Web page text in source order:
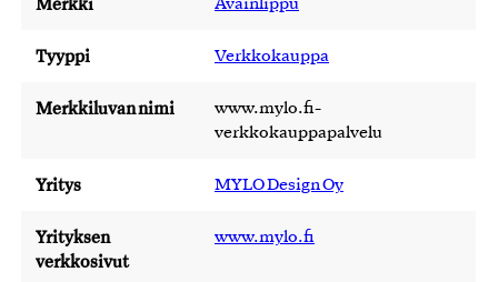
Avainlippu
Tyyppi Verkkokauppa
Merkkiluvan nimi
www.mylo.fi-
verkkokauppapalvelu
Yritys MYLO Design Oy
Yrityksen
verkkosivut
www.mylo.fi